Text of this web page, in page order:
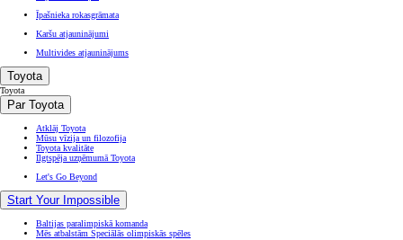
Īpašnieka rokasgrāmata
Karšu atjauninājumi
Multivides atjauninājums
Toyota
Toyota
Par Toyota
Atklāj Toyota
Mūsu vīzija un filozofija
Toyota kvalitāte
Ilgtspēja uzņēmumā Toyota
Let's Go Beyond
Start Your Impossible
Baltijas paralimpiskā komanda
Mēs atbalstām Speciālās olimpiskās spēles